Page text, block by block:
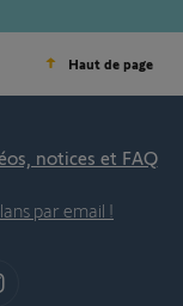
Haut de page
notices et FAQ
par email !